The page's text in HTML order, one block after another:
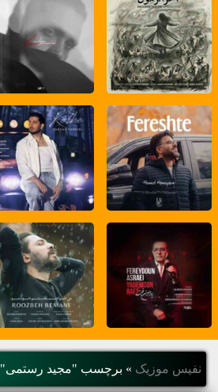
نفیس موزیک » برچسب "مجید رستمی"